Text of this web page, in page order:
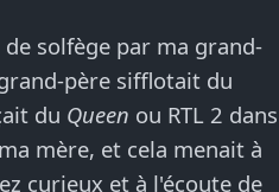
solfège par ma grand-
père sifflotait du
du Queen ou RTL 2 dans
mère, et cela menait à
curieux et à l'écoute de